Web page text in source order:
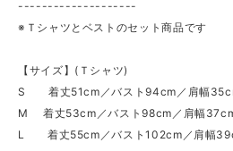
--------------------
※Ｔシャツとベストのセット商品です
【サイズ】(Ｔシャツ)
S 着丈51cm／バスト94cm／肩幅
M 着丈53cm／バスト98cm／肩幅
L 着丈55cm／バスト102cm／肩幅